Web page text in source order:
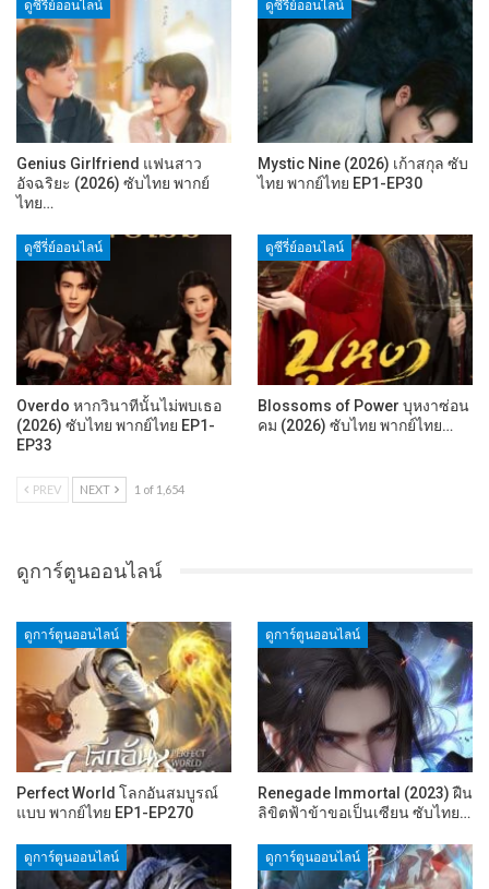
ดูซีรี่ย์ออนไลน์
Genius Girlfriend แฟนสาว
อัจฉริยะ (2026) ซับไทย พากย์
ไทย…
ดูซีรี่ย์ออนไลน์
Mystic Nine (2026) เก้าสกุล ซับ
ไทย พากย์ไทย EP1-EP30
ดูซีรี่ย์ออนไลน์
Overdo หากวินาทีนั้นไม่พบเธอ
(2026) ซับไทย พากย์ไทย EP1-
EP33
ดูซีรี่ย์ออนไลน์
Blossoms of Power บุหงาซ่อน
คม (2026) ซับไทย พากย์ไทย…
PREV NEXT 1 of 1,654
ดูการ์ตูนออนไลน์
ดูการ์ตูนออนไลน์
Perfect World โลกอันสมบูรณ์
แบบ พากย์ไทย EP1-EP270
ดูการ์ตูนออนไลน์
Renegade Immortal (2023) ฝืน
ลิขิตฟ้าข้าขอเป็นเซียน ซับไทย…
ดูการ์ตูนออนไลน์ ดูการ์ตูนออนไลน์